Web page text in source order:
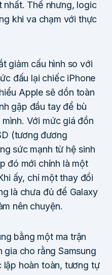
nhất. Thế nhưng, logic
khi va chạm với thực
giảm cấu hình so với
đấu lại chiếc iPhone
Apple sẽ dồn toàn
gập đầu tay để bù
Với mức giá đồn
(tương đương
sức mạnh từ hệ sinh
đó mới chính là một
ấy, chỉ một thay đổi
là chưa đủ để Galaxy
nên chuyện.
bằng một ma trận
gia cho rằng Samsung
lập hoàn toàn, tương tự